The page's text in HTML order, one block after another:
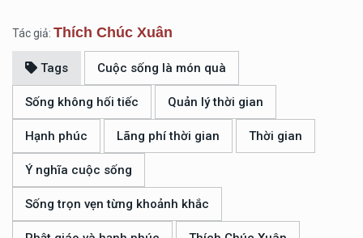
Tác giả: Thích Chúc Xuân
Tags Cuộc sống là món quà
Sống không hối tiếc Quản lý thời gian
Hạnh phúc Lãng phí thời gian Thời gian
Ý nghĩa cuộc sống
Sống trọn vẹn từng khoảnh khắc